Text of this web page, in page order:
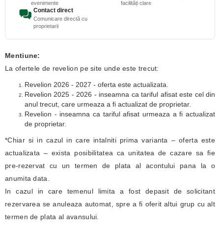
evenimente
facilități clare
Contact direct
Comunicare directă cu
proprietarii
Mentiune:
La ofertele de revelion pe site unde este trecut:
Revelion 2026 - 2027 - oferta este actualizata.
Revelion 2025 - 2026 - inseamna ca tariful afisat este cel din
anul trecut, care urmeaza a fi actualizat de proprietar.
Revelion - inseamna ca tariful afisat urmeaza a fi actualizat
de proprietar.
*Chiar si in cazul in care intalniti prima varianta – oferta este
actualizata – exista posibilitatea ca unitatea de cazare sa fie
pre-rezervat cu un termen de plata al acontului pana la o
anumita data.
In cazul in care temenul limita a fost depasit de solicitant
rezervarea se anuleaza automat, spre a fi oferit altui grup cu alt
termen de plata al avansului.